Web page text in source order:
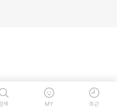
색 MY 최근